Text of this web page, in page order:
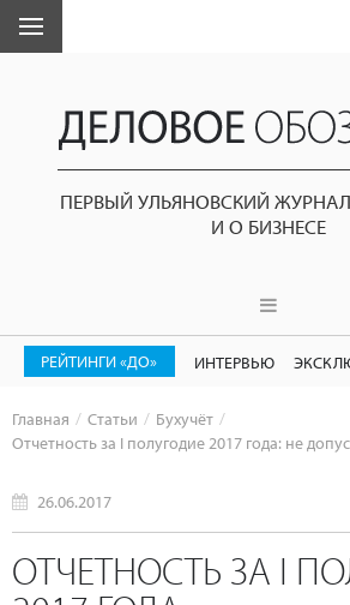
ПЕРВЫЙ УЛЬЯНОВСКИЙ
И О БИЗНЕСЕ
РЕЙТИНГИ «ДО» ИНТЕРВЬЮ
Главная Статьи
Бухучёт
Отчетность за I полугодие 2017 года: не
26.06.2017
ОТЧЕТНОСТЬ ЗА I